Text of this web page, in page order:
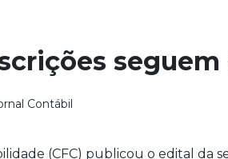
Contábil
(CFC) publicou o edital da